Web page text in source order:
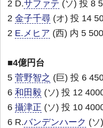
2 D.サファテ (ソ) 投 8
2 金子千尋 (オ) 投 14
2 E.メヒア (西) 内 5
■4億円台
5 菅野智之 (巨) 投 6
6 和田毅 (ソ) 投 12
6 攝津正 (ソ) 投 10
6 R.バンデンハーク (ソ